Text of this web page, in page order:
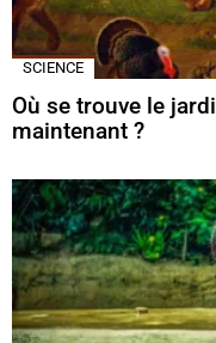
SCIENCE
Où se trouve le
maintenant ?